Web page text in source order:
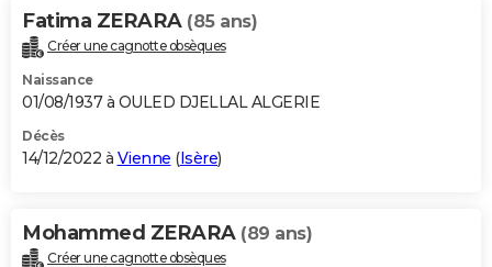
Carte de Noël
Carte Bonne année
Carte Saint-Valentin
Carte Pâques
Carte d'anniversaire
DICTIONNAIRE
Dictionnaire
Biographies
Citations
Expressions
Proverbes
PROGRAMME TV
S'inscrire
Se connecter
Lycées
Collèges
Primaires
Universités
Entreprises
Service militaire
Avis de recherche
AVIS DE DÉCÈS
Bricolage
Lifestyle
Culture
Sport
Auto
Television
Voyage
Cinema
Fatima ZERARA (85 ans)
Créer une cagnotte obsèques
Naissance
01/08/1937 à OULED DJELLAL ALGERIE
Décès
14/12/2022 à Vienne (Isère)
Mohammed ZERARA (89 ans)
Créer une cagnotte obsèques